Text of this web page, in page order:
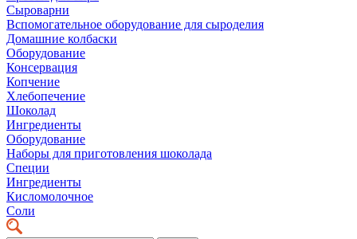
Сыроварни
Вспомогательное оборудование для сыроделия
Домашние колбаски
Оборудование
Консервация
Копчение
Хлебопечение
Шоколад
Ингредиенты
Оборудование
Наборы для приготовления шоколада
Специи
Ингредиенты
Кисломолочное
Соли